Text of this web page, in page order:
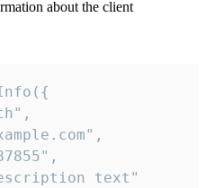
about the client
text"